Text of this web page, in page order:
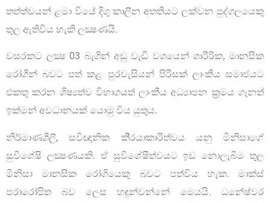
තත්ත්වයන් ළමා වියේ දිගු කාලීන අතතියට ලක්වන පුද්ගලයෙකු
තුල ඇතිවිය හැකි ලක්‍ෂණයි.
වසරකට ලක්‍ෂ 03 බැගින් අඩු වැඩි වශයෙන් ශාරීරික, මානසික
රෝගීන් බවට පත් කළ පුරවැසියන් පිරිසක් ලාංකීය සමාජයට
එකතු කරන ශිෂ්‍යත්ව විභාගයත් ලාංකීය අධ්‍යාපන ක‍්‍රමය ගැනත්
ඉක්මන් අවධානයක් යොමු විය යුතුය.
නිර්මාණශීලී, සවිඥානික කි‍්‍රයාකාරිත්වය යනු මිනිසාගේ
සුවිශේෂි ලක්‍ෂණයකි. ඒ සුවිශේෂීත්වයට ඉඩ නොලැබීම තුල
මිනිසා මානසික රෝගියෙකු බවට පත්විය හැක. මාක්ස්
පරාරෝපිත බව ලෙස හඳුන්වන්නේ මෙයයි. ධනේෂ්වර